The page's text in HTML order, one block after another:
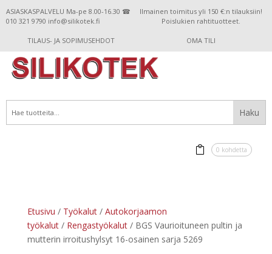
ASIASKASPALVELU Ma-pe 8.00-16.30 ☎
010 321 9790 info@silikotek.fi
Ilmainen toimitus yli 150 €:n tilauksiin!
Poislukien rahtituotteet.
TILAUS- JA SOPIMUSEHDOT OMA TILI
0 kohdetta
Etusivu / Työkalut/ Autokorjaamon
työkalut/ Rengastyökalut/ BGS Vaurioituneen pultin ja
mutterin irroitushylsyt 16-osainen sarja 5269